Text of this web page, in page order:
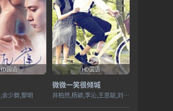
国语
少群,黎明
HD国语
微微一笑很倾城
井柏然,杨颖,李沁,王思聪,刘循子墨